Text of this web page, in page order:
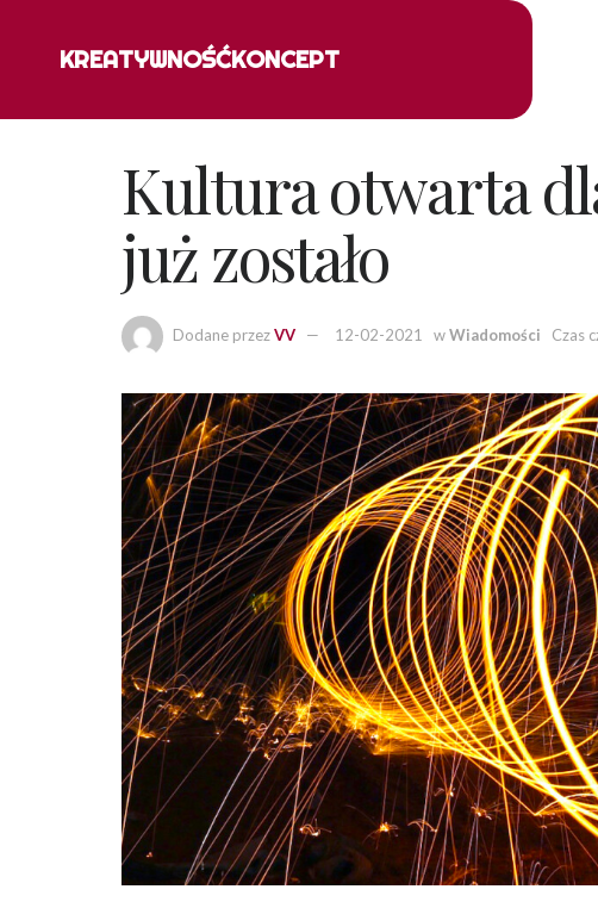
KREATYWNOŚĆKONCEPT
Kultura otwarta
już zostało
Dodane przezVV 12-02-2021 wWiadomości Czas